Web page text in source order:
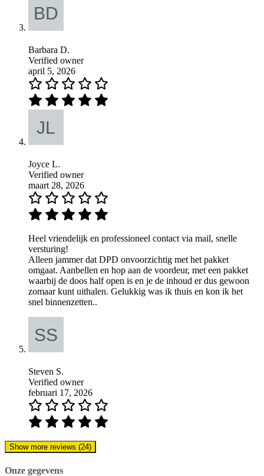
Barbara D.
Verified owner
april 5, 2026
Joyce L.
Verified owner
maart 28, 2026
Heel vriendelijk en professioneel contact via mail, snelle
versturing!
Alleen jammer dat DPD onvoorzichtig met het pakket
omgaat. Aanbellen en hop aan de voordeur, met een pakket
waarbij de doos half open is en je de inhoud er dus gewoon
zomaar kunt uithalen. Gelukkig was ik thuis en kon ik het
snel binnenzetten..
Steven S.
Verified owner
februari 17, 2026
Show more reviews (24)
Onze gegevens